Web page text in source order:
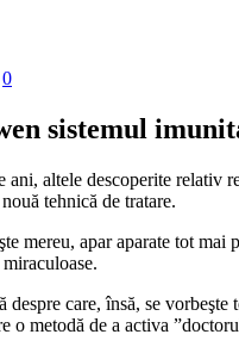
0
sistemul
altele descoperite relativ
tehnică de tratare.
mereu, apar aparate tot
care, însă, se
o metodă de a activa